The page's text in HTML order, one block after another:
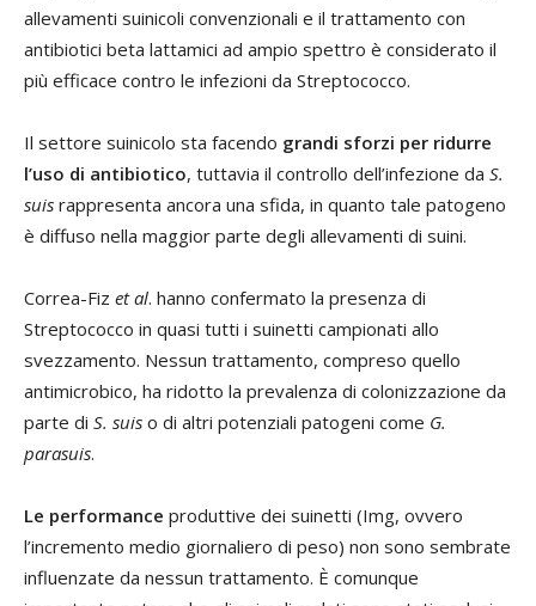
allevamenti suinicoli convenzionali e il trattamento con
antibiotici beta lattamici ad ampio spettro è considerato il
più efficace contro le infezioni da Streptococco.
Il settore suinicolo sta facendo grandi sforzi per ridurre
l’uso di antibiotico, tuttavia il controllo dell’infezione da S.
suis rappresenta ancora una sfida, in quanto tale patogeno
è diffuso nella maggior parte degli allevamenti di suini.
Correa-Fiz et al. hanno confermato la presenza di
Streptococco in quasi tutti i suinetti campionati allo
svezzamento. Nessun trattamento, compreso quello
antimicrobico, ha ridotto la prevalenza di colonizzazione da
parte di S. suis o di altri potenziali patogeni come G.
parasuis.
Le performance produttive dei suinetti (Img, ovvero
l’incremento medio giornaliero di peso) non sono sembrate
influenzate da nessun trattamento. È comunque